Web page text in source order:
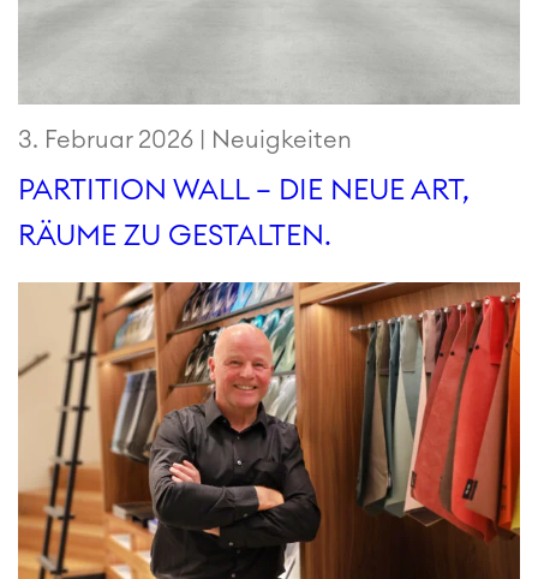
3. Februar 2026 | Neuigkeiten
PARTITION WALL – DIE NEUE ART,
RÄUME ZU GESTALTEN.